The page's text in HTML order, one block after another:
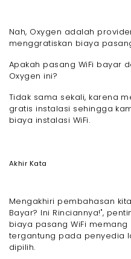
Nah, Oxygen adalah
menggratiskan biaya
Apakah pasang WiFi bayar
Oxygen ini?
Tidak sama sekali, karena
gratis instalasi sehingga
biaya instalasi WiFi.
Akhir Kata
Mengakhiri pembahasan
Bayar? Ini Rinciannya!",
biaya pasang WiFi
tergantung pada penyedia
dipilih.